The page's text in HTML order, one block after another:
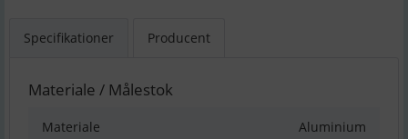
Specifikationer Producent
Materiale / Målestok
Materiale Aluminium